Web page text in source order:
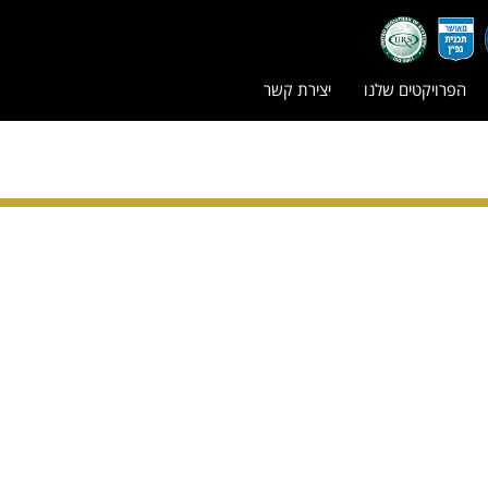
הפרויקטים שלנו יצירת קשר